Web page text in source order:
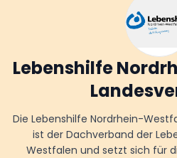
Lebenshilfe
Die Lebenshilfe Nordrhein-
ist der Dachverband der
Westfalen und setzt sich für